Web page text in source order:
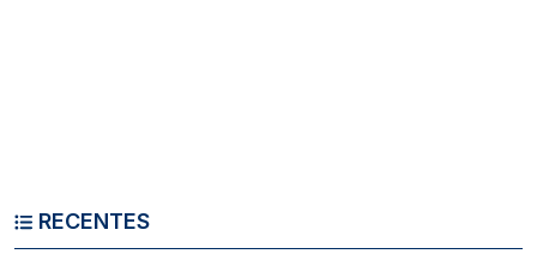
RECENTES